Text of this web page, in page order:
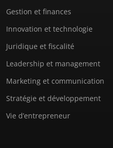
Gestion et finances
Innovation et technologie
Juridique et fiscalité
Leadership et management
Marketing et communication
Stratégie et développement
Vie d’entrepreneur